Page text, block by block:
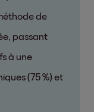
de
passant
à une
(75 %) et